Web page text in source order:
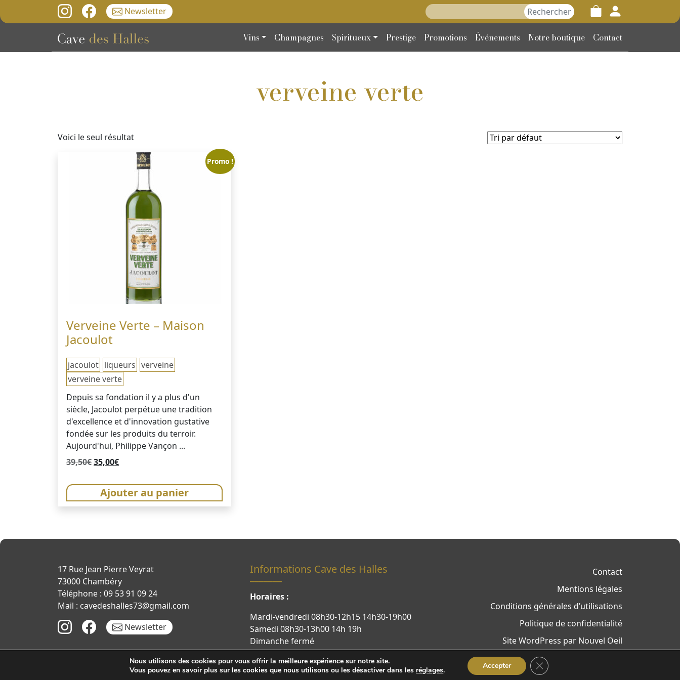
Newsletter
Rechercher :
Vins Champagnes Spiritueux Prestige Promotions Événements Notre boutique Contact
verveine verte
Voici le seul résultat
Promo !
Verveine Verte – Maison
Jacoulot
jacoulot liqueurs verveine
verveine verte
Depuis sa fondation il y a plus d'un
siècle, Jacoulot perpétue une tradition
d'excellence et d'innovation gustative
fondée sur les produits du terroir.
Aujourd'hui, Philippe Vançon ...
39,50€Le
initial
était :
39,50€.
35,00€Le
actuel
est :
35,00€.
Ajouter au panier
Nous utilisons des cookies pour vous offrir la meilleure expérience sur notre site.
Vous pouvez en savoir plus sur les cookies que nous utilisons ou les désactiver dans les réglages. Accepter Fermer la bannière des cookies GDPR
17 Rue Jean Pierre Veyrat
73000 Chambéry
Téléphone : 09 53 91 09 24
Mail : cavedeshalles73@gmail.com
Newsletter
Informations Cave des Halles
Horaires :
Mardi-vendredi 08h30-12h15 14h30-19h00
Samedi 08h30-13h00 14h 19h
Dimanche fermé
Contact
Mentions légales
Conditions générales d’utilisations
Politique de confidentialité
Site WordPress par Nouvel Oeil